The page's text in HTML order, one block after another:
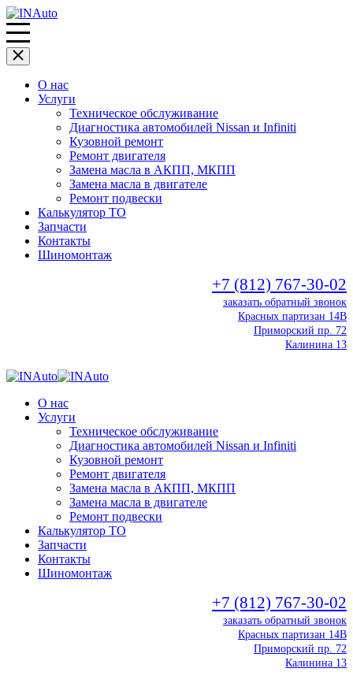
О нас
Услуги
Техническое обслуживание
Диагностика автомобилей Nissan и Infiniti
Кузовной ремонт
Ремонт двигателя
Замена масла в АКПП, МКПП
Замена масла в двигателе
Ремонт подвески
Калькулятор ТО
Запчасти
Контакты
Шиномонтаж
+7 (812) 767-30-02
заказать обратный звонок
Красных партизан 14В
Приморский пр. 72
Калинина 13
О нас
Услуги
Техническое обслуживание
Диагностика автомобилей Nissan и Infiniti
Кузовной ремонт
Ремонт двигателя
Замена масла в АКПП, МКПП
Замена масла в двигателе
Ремонт подвески
Калькулятор ТО
Запчасти
Контакты
Шиномонтаж
+7 (812) 767-30-02
заказать обратный звонок
Красных партизан 14В
Приморский пр. 72
Калинина 13